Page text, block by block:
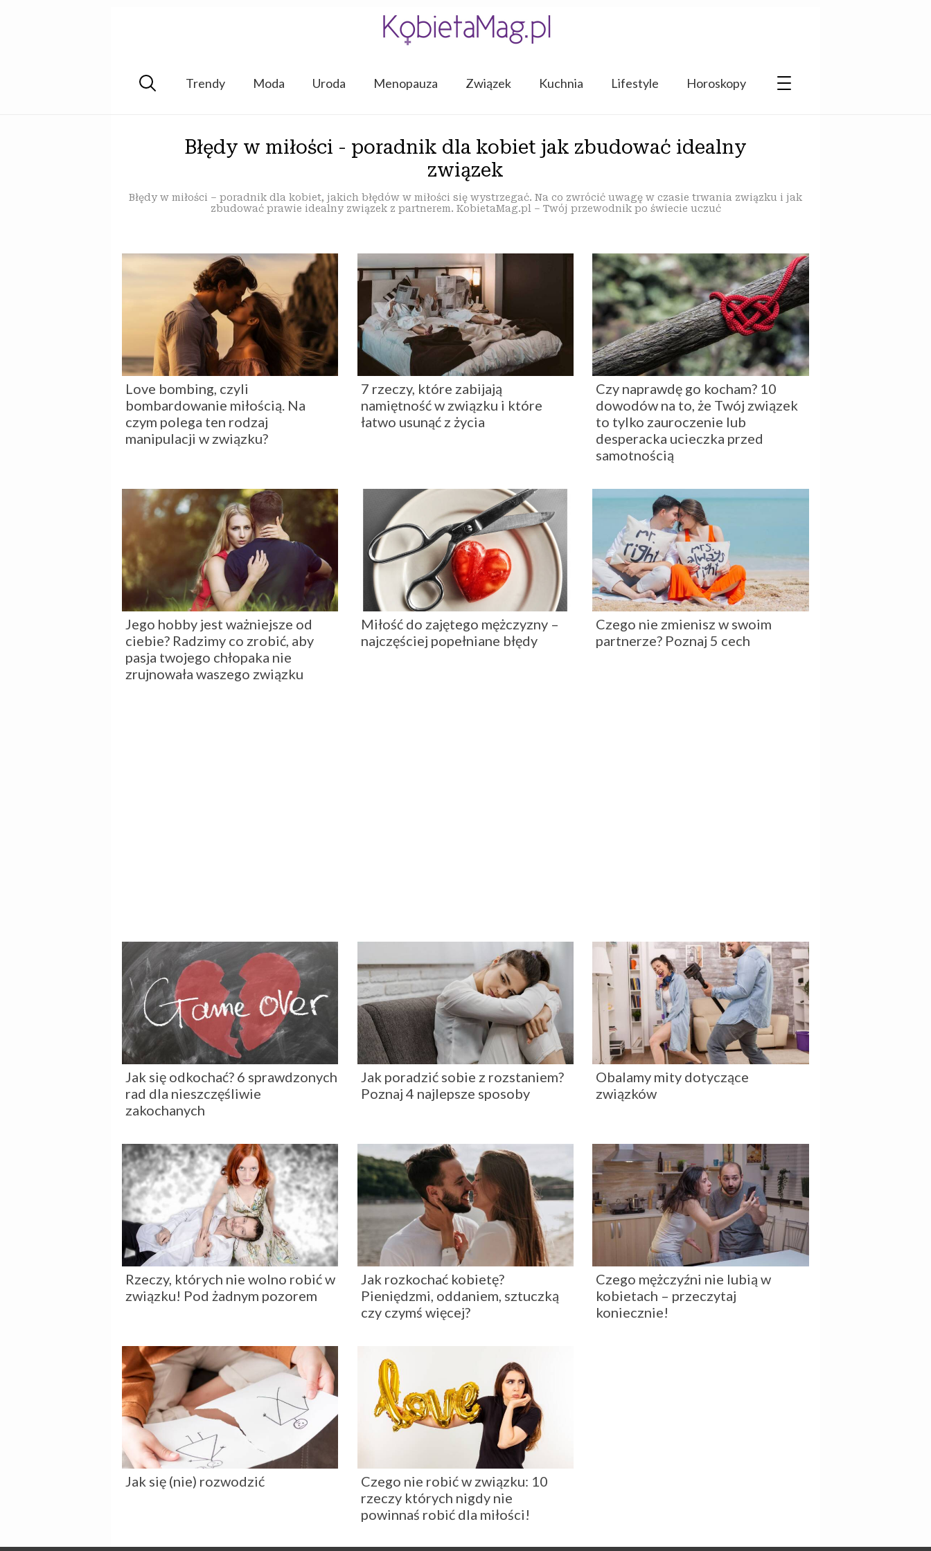
Trendy Moda Uroda Menopauza Związek Kuchnia Lifestyle Horoskopy
Błędy w miłości - poradnik dla kobiet jak zbudować idealny
związek
Błędy w miłości – poradnik dla kobiet, jakich błędów w miłości się wystrzegać. Na co zwrócić uwagę w czasie trwania związku i jak
zbudować prawie idealny związek z partnerem. KobietaMag.pl – Twój przewodnik po świecie uczuć
Love bombing, czyli
bombardowanie miłością. Na
czym polega ten rodzaj
manipulacji w związku?
7 rzeczy, które zabijają
namiętność w związku i które
łatwo usunąć z życia
Czy naprawdę go kocham? 10
dowodów na to, że Twój związek
to tylko zauroczenie lub
desperacka ucieczka przed
samotnością
Jego hobby jest ważniejsze od
ciebie? Radzimy co zrobić, aby
pasja twojego chłopaka nie
zrujnowała waszego związku
Miłość do zajętego mężczyzny –
najczęściej popełniane błędy
Czego nie zmienisz w swoim
partnerze? Poznaj 5 cech
Jak się odkochać? 6 sprawdzonych
rad dla nieszczęśliwie
zakochanych
Jak poradzić sobie z rozstaniem?
Poznaj 4 najlepsze sposoby
Obalamy mity dotyczące
związków
Rzeczy, których nie wolno robić w
związku! Pod żadnym pozorem
Jak rozkochać kobietę?
Pieniędzmi, oddaniem, sztuczką
czy czymś więcej?
Czego mężczyźni nie lubią w
kobietach – przeczytaj
koniecznie!
Jak się (nie) rozwodzić
Czego nie robić w związku: 10
rzeczy których nigdy nie
powinnaś robić dla miłości!